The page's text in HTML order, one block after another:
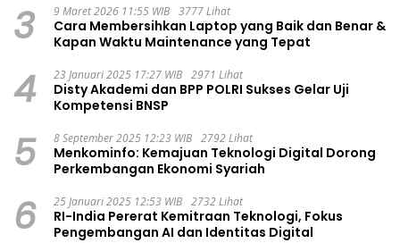
3 9 Maret 2026 11:55 WIB 3777 Lihat
Cara Membersihkan Laptop yang Baik dan Benar &
Kapan Waktu Maintenance yang Tepat
4 23 Januari 2025 17:27 WIB 2971 Lihat
Disty Akademi dan BPP POLRI Sukses Gelar Uji
Kompetensi BNSP
5 8 September 2025 12:23 WIB 2792 Lihat
Menkominfo: Kemajuan Teknologi Digital Dorong
Perkembangan Ekonomi Syariah
6 25 Januari 2025 12:53 WIB 2732 Lihat
RI-India Pererat Kemitraan Teknologi, Fokus
Pengembangan AI dan Identitas Digital